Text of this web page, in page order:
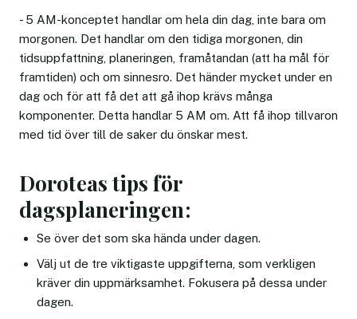
- 5 AM-konceptet handlar om hela din dag, inte bara om
morgonen. Det handlar om den tidiga morgonen, din
tidsuppfattning, planeringen, framåtandan (att ha mål för
framtiden) och om sinnesro. Det händer mycket under en
dag och för att få det att gå ihop krävs många
komponenter. Detta handlar 5 AM om. Att få ihop tillvaron
med tid över till de saker du önskar mest.
Doroteas tips för
dagsplaneringen:
Se över det som ska hända under dagen.
Välj ut de tre viktigaste uppgifterna, som verkligen
kräver din uppmärksamhet. Fokusera på dessa under
dagen.